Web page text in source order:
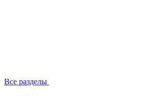
Все разделы